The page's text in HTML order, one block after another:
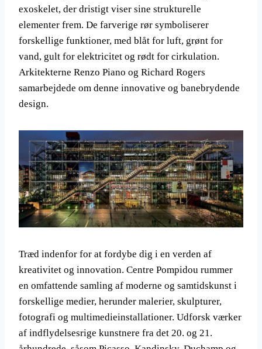
exoskelet, der dristigt viser sine strukturelle
elementer frem. De farverige rør symboliserer
forskellige funktioner, med blåt for luft, grønt for
vand, gult for elektricitet og rødt for cirkulation.
Arkitekterne Renzo Piano og Richard Rogers
samarbejdede om denne innovative og banebrydende
design.
Træd indenfor for at fordybe dig i en verden af
kreativitet og innovation. Centre Pompidou rummer
en omfattende samling af moderne og samtidskunst i
forskellige medier, herunder malerier, skulpturer,
fotografi og multimedieinstallationer. Udforsk værker
af indflydelsesrige kunstnere fra det 20. og 21.